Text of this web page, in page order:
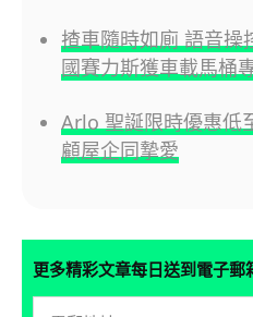
揸車隨時如廁 語音操
國賽力斯獲車載馬桶
Arlo 聖誕限時優惠低
顧屋企同摯愛
更多精彩文章每日送到電子郵